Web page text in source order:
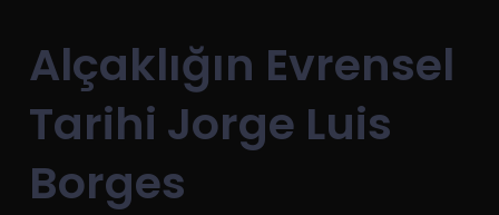
Alçaklığın Evrensel
Tarihi Jorge Luis
Borges